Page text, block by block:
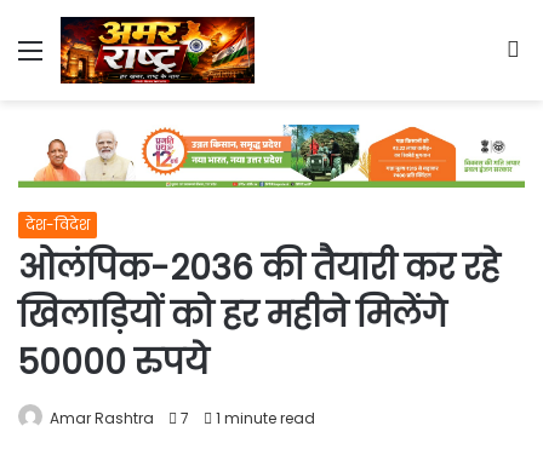
Menu
देश-विदेश
ओलंपिक-2036 की तैयारी कर रहे
खिलाड़ियों को हर महीने मिलेंगे
50000 रुपये
Amar Rashtra 7 1 minute read